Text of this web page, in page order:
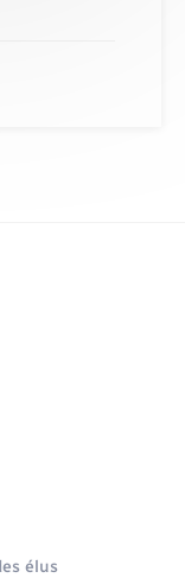
élus